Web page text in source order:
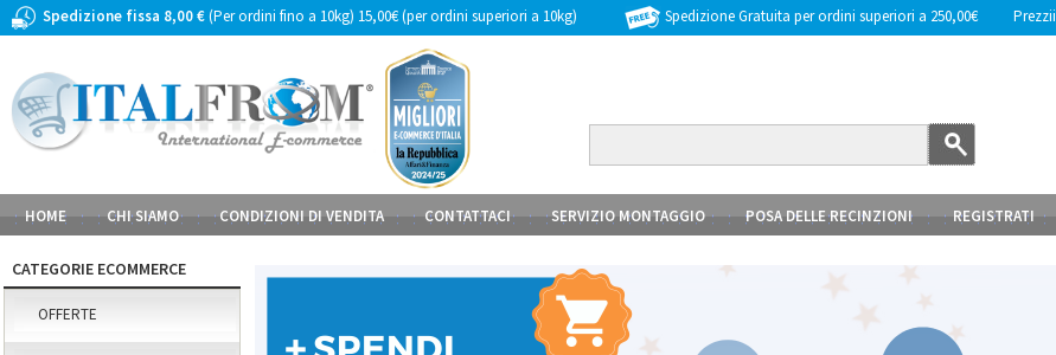
Spedizione fissa 8,00 €(Per ordini fino a 10kg) 15,00€ (per ordini superiori a 10kg) Spedizione Gratuita per ordini superiori a 250,00€
HOME CHI SIAMO CONDIZIONI DI VENDITA CONTATTACI SERVIZIO MONTAGGIO POSA DELLE RECINZIONI REGISTRATI
CATEGORIE ECOMMERCE
OFFERTE